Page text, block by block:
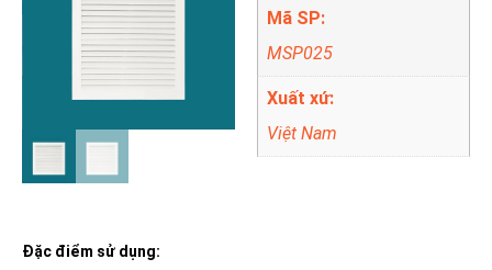
Mã SP:
MSP025
Xuất xứ:
Việt Nam
Đặc điểm sử dụng: